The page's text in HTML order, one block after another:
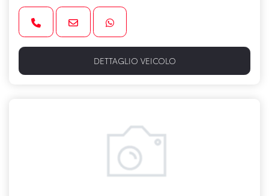
DETTAGLIO VEICOLO